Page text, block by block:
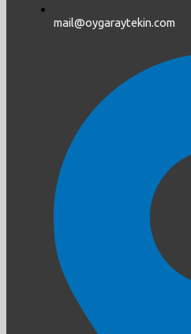
mail@oygaraytekin.com